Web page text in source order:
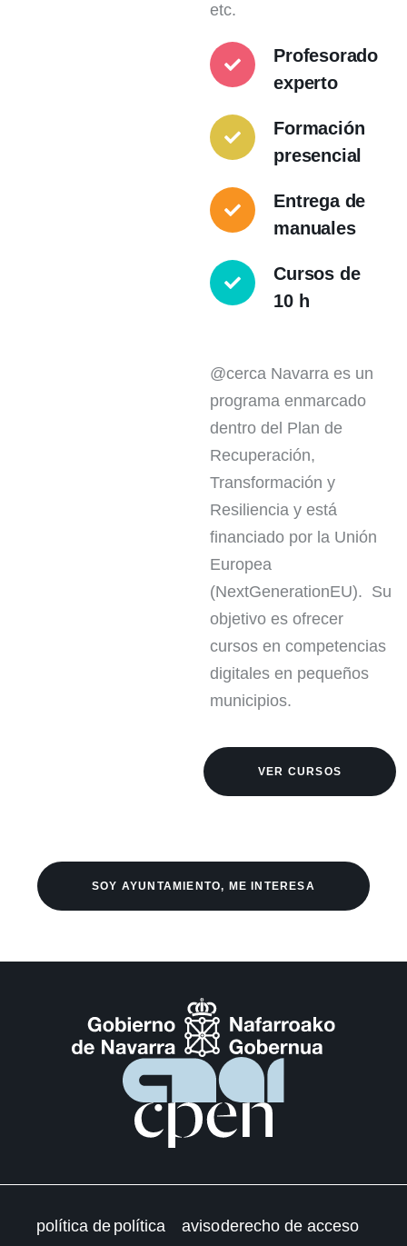
etc.
Profesorado
experto
Formación
presencial
Entrega de
manuales
Cursos de
10 h
@cerca Navarra es un
programa enmarcado
dentro del Plan de
Recuperación,
Transformación y
Resiliencia y está
financiado por la Unión
Europea
(NextGenerationEU). Su
objetivo es ofrecer
cursos en competencias
digitales en pequeños
municipios.
VER CURSOS
SOY AYUNTAMIENTO, ME INTERESA
política de política
avisoderecho de acceso